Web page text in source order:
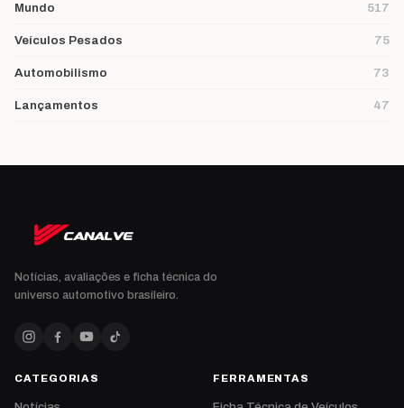
Mundo 517
Veículos Pesados 75
Automobilismo 73
Lançamentos 47
Notícias, avaliações e ficha técnica do
universo automotivo brasileiro.
CATEGORIAS FERRAMENTAS